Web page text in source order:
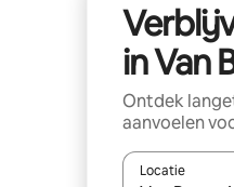
in Van
Ontdek
aanvoelen
Locatie